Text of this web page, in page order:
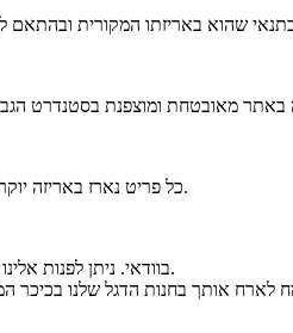
כל פריט נארז באריזה יוקרתית וממותגת בקפידה, כחלק מחוויית הבוטיק של אלגנזה.
בוודאי. ניתן לפנות אלינו בווטסאפ ולקבל מענה אישי ומקצועי לפני ואחרי הרכישה.